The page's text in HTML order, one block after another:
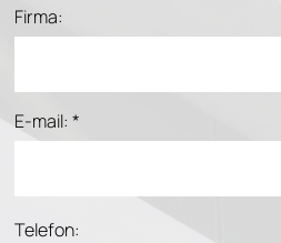
Firma:
E-mail: *
Telefon: